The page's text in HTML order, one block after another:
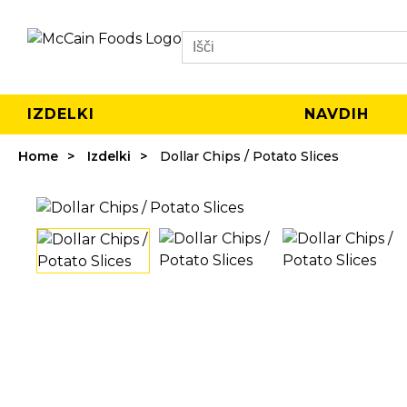
Search
IZDELKI NAVDIH
Home Izdelki Dollar Chips / Potato Slices